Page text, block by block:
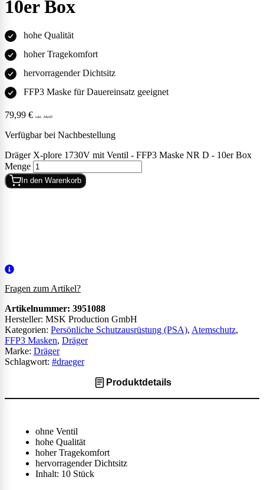
10er Box
hohe Qualität
hoher Tragekomfort
hervorragender Dichtsitz
FFP3 Maske für Dauereinsatz geeignet
79,99 € inkl. MwST
Verfügbar bei Nachbestellung
Dräger X-plore 1730V mit Ventil - FFP3 Maske NR D - 10er Box
Menge
In den Warenkorb
Fragen zum Artikel?
Artikelnummer: 3951088
Kategorien: Persönliche Schutzausrüstung (PSA), Atemschutz,
FFP3 Masken, Dräger
Schlagwort: #draeger
Hersteller: MSK Production GmbH
Marke: Dräger
Produktdetails
ohne Ventil
hohe Qualität
hoher Tragekomfort
hervorragender Dichtsitz
Inhalt: 10 Stück